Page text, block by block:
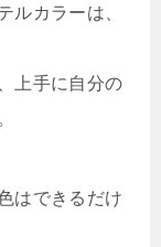
ルカラーは、
上手に自分の
はできるだけ